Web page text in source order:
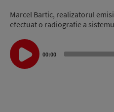
Marcel Bartic, realizatorul
efectuat o radiografie a
Audio
Player
00:00